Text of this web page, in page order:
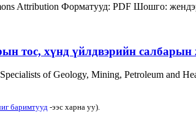
Attribution Форматууд: PDF Шошго:
тос, хүнд үйлдвэрийн
of Geology, Mining, Petroleum and
баримтууд-ээс харна уу).